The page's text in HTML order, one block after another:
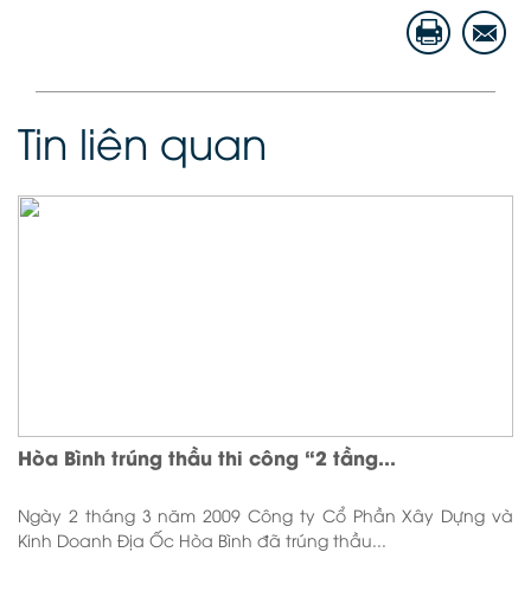
Tin liên quan
Hòa Bình trúng thầu thi công “2 tầng...
Ngày 2 tháng 3 năm 2009 Công ty Cổ Phần Xây Dựng và
Kinh Doanh Địa Ốc Hòa Bình đã trúng thầu...